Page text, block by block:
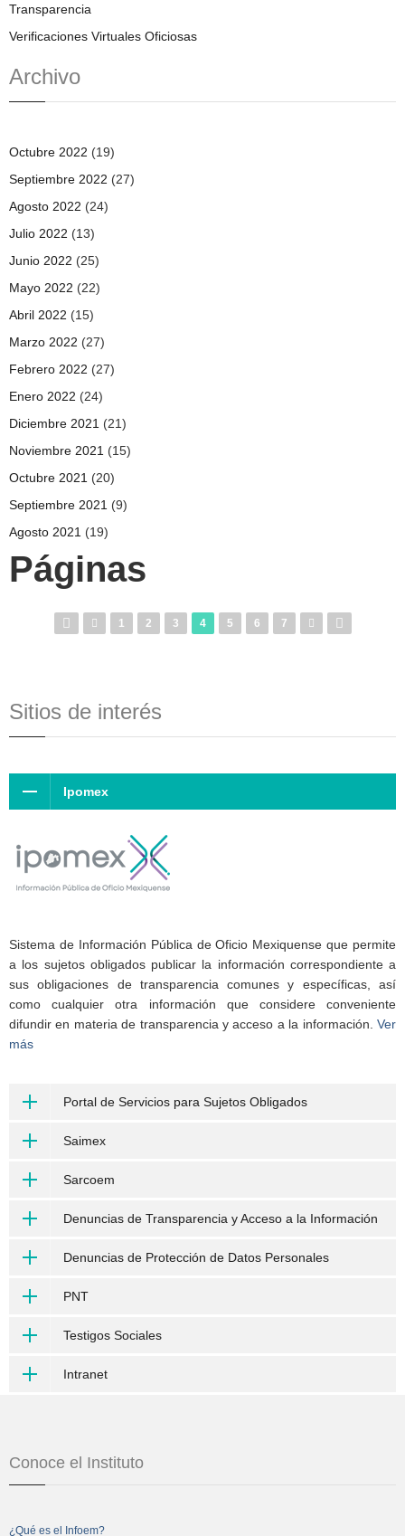
Transparencia
Verificaciones Virtuales Oficiosas
Archivo
Octubre 2022 (19)
Septiembre 2022 (27)
Agosto 2022 (24)
Julio 2022 (13)
Junio 2022 (25)
Mayo 2022 (22)
Abril 2022 (15)
Marzo 2022 (27)
Febrero 2022 (27)
Enero 2022 (24)
Diciembre 2021 (21)
Noviembre 2021 (15)
Octubre 2021 (20)
Septiembre 2021 (9)
Agosto 2021 (19)
Páginas
1 2 3 4 5 6 7
Sitios de interés
Ipomex
Sistema de Información Pública de Oficio Mexiquense que permite
a los sujetos obligados publicar la información correspondiente a
sus obligaciones de transparencia comunes y específicas, así
como cualquier otra información que considere conveniente
difundir en materia de transparencia y acceso a la información. Ver
más
Portal de Servicios para Sujetos Obligados
Saimex
Sarcoem
Denuncias de Transparencia y Acceso a la Información
Denuncias de Protección de Datos Personales
PNT
Testigos Sociales
Intranet
Conoce el Instituto
¿Qué es el Infoem?